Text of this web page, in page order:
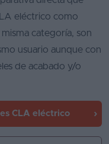
eléctrico como
categoría, son
usuario aunque con
de acabado y/o
CLA eléctrico